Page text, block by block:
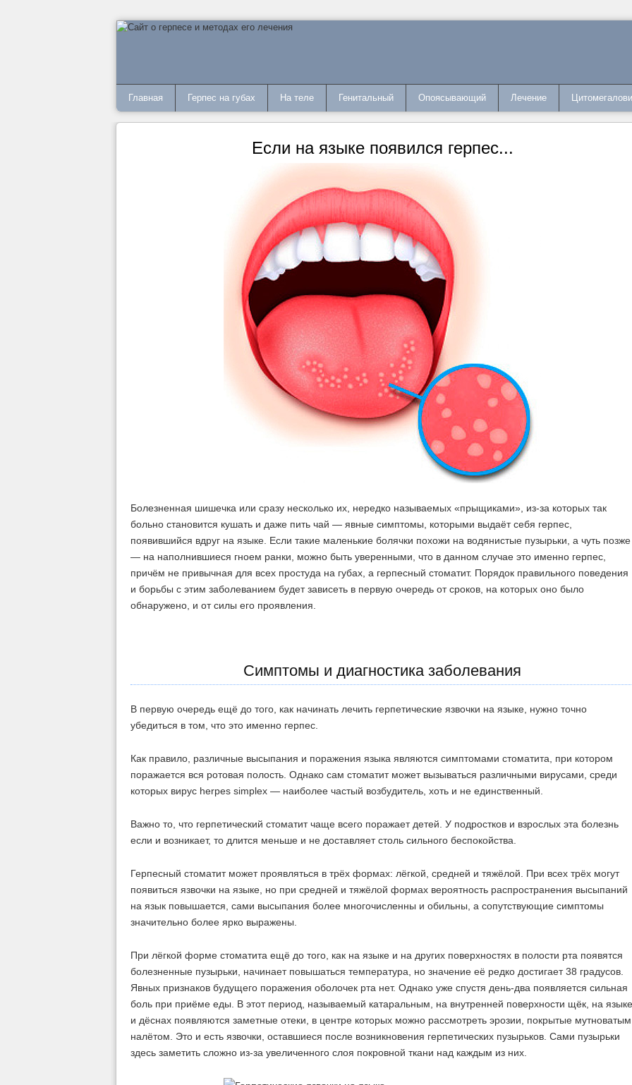
Главная Герпес на губах На теле Генитальный Опоясывающий Лечение
Если на языке появился герпес...
Болезненная шишечка или сразу несколько их, нередко называемых «прыщиками», из-за которых так
больно становится кушать и даже пить чай — явные симптомы, которыми выдаёт себя герпес,
появившийся вдруг на языке. Если такие маленькие болячки похожи на водянистые пузырьки, а чуть позже
— на наполнившиеся гноем ранки, можно быть уверенными, что в данном случае это именно герпес,
причём не привычная для всех простуда на губах, а герпесный стоматит. Порядок правильного поведения
и борьбы с этим заболеванием будет зависеть в первую очередь от сроков, на которых оно было
обнаружено, и от силы его проявления.
Симптомы и диагностика заболевания
В первую очередь ещё до того, как начинать лечить герпетические язвочки на языке, нужно точно
убедиться в том, что это именно герпес.
Как правило, различные высыпания и поражения языка являются симптомами стоматита, при котором
поражается вся ротовая полость. Однако сам стоматит может вызываться различными вирусами, среди
которых вирус herpes simplex — наиболее частый возбудитель, хоть и не единственный.
Важно то, что герпетический стоматит чаще всего поражает детей. У подростков и взрослых эта болезнь
если и возникает, то длится меньше и не доставляет столь сильного беспокойства.
Герпесный стоматит может проявляться в трёх формах: лёгкой, средней и тяжёлой. При всех трёх могут
появиться язвочки на языке, но при средней и тяжёлой формах вероятность распространения высыпаний
на язык повышается, сами высыпания более многочисленны и обильны, а сопутствующие симптомы
значительно более ярко выражены.
При лёгкой форме стоматита ещё до того, как на языке и на других поверхностях в полости рта появятся
болезненные пузырьки, начинает повышаться температура, но значение её редко достигает 38 градусов.
Явных признаков будущего поражения оболочек рта нет. Однако уже спустя день-два появляется сильная
боль при приёме еды. В этот период, называемый катаральным, на внутренней поверхности щёк, на языке
и дёснах появляются заметные отеки, в центре которых можно рассмотреть эрозии, покрытые мутноватым
налётом. Это и есть язвочки, оставшиеся после возникновения герпетических пузырьков. Сами пузырьки
здесь заметить сложно из-за увеличенного слоя покровной ткани над каждым из них.